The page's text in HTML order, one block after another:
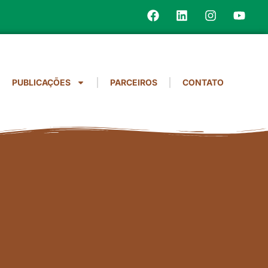
PUBLICAÇÕES PARCEIROS CONTATO